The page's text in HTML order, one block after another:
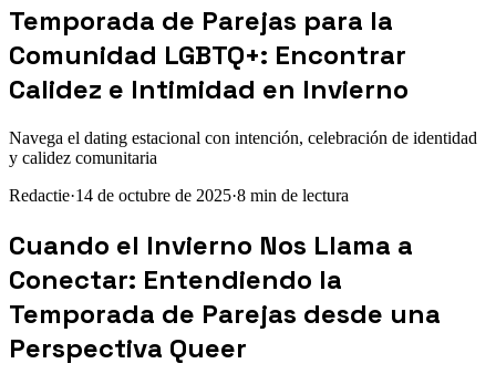
Temporada de Parejas para la
Comunidad LGBTQ+: Encontrar
Calidez e Intimidad en Invierno
Navega el dating estacional con intención, celebración de identidad
y calidez comunitaria
Redactie·14 de octubre de 2025·8 min de lectura
Cuando el Invierno Nos Llama a
Conectar: Entendiendo la
Temporada de Parejas desde una
Perspectiva Queer